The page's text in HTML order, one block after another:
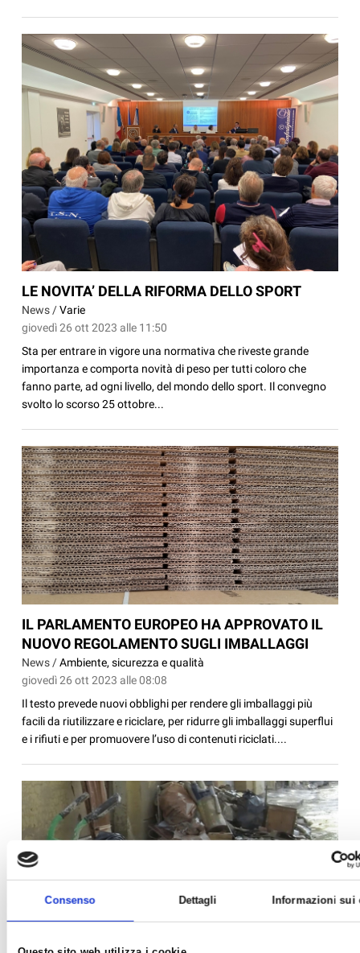
Consenso Dettagli Informazioni sui
LE NOVITA’ DELLA RIFORMA DELLO SPORT
News /Varie
giovedì 26 ott 2023 alle 11:50
Sta per entrare in vigore una normativa che riveste grande
importanza e comporta novità di peso per tutti coloro che
fanno parte, ad ogni livello, del mondo dello sport. Il convegno
svolto lo scorso 25 ottobre...
IL PARLAMENTO EUROPEO HA APPROVATO IL
NUOVO REGOLAMENTO SUGLI IMBALLAGGI
News /Ambiente, sicurezza e qualità
giovedì 26 ott 2023 alle 08:08
Il testo prevede nuovi obblighi per rendere gli imballaggi più
facili da riutilizzare e riciclare, per ridurre gli imballaggi superflui
e i rifiuti e per promuovere l’uso di contenuti riciclati....